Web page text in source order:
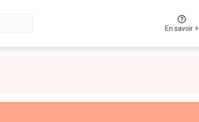
En savoir +